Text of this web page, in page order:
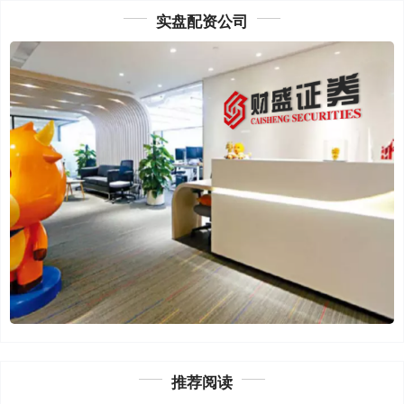
实盘配资公司
推荐阅读